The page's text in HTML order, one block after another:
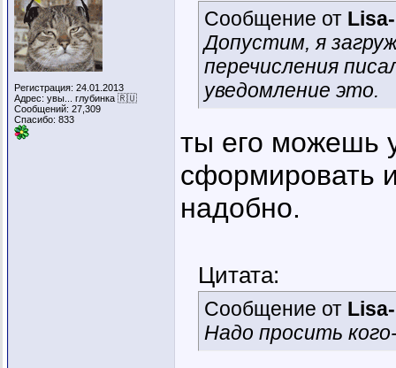
Регистрация: 24.01.2013
Адрес: увы... глубинка 🇷🇺
Сообщений: 27,309
Спасибо: 833
Сообщение от
Допустим, я
перечисления
уведомление это.
ты его можешь
сформировать
надобно.
Цитата:
Сообщение от
Надо просить